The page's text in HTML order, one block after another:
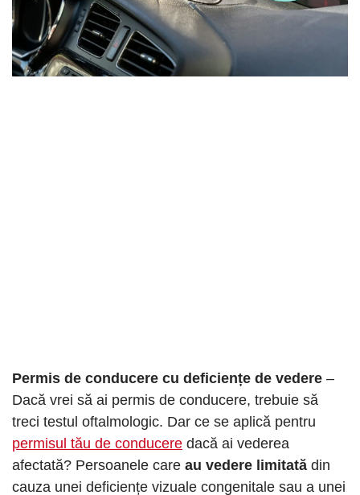
Permis de conducere cu deficiențe de vedere –
Dacă vrei să ai permis de conducere, trebuie să
treci testul oftalmologic. Dar ce se aplică pentru
permisul tău de conducere dacă ai vederea
afectată? Persoanele care au vedere limitată din
cauza unei deficiențe vizuale congenitale sau a unei